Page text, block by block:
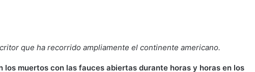
que ha recorrido ampliamente el continente americano.
los muertos con las fauces abiertas durante horas y horas en los